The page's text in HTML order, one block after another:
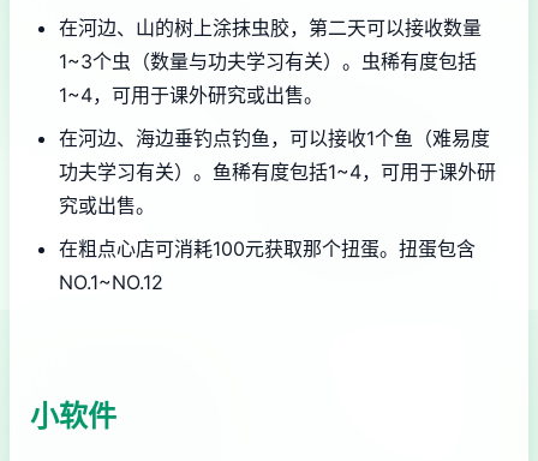
在河边、山的树上涂抹虫胶，第二天可以接收数量
1~3个虫（数量与功夫学习有关）。虫稀有度包括
1~4，可用于课外研究或出售。
在河边、海边垂钓点钓鱼，可以接收1个鱼（难易度
功夫学习有关）。鱼稀有度包括1~4，可用于课外研
究或出售。
在粗点心店可消耗100元获取那个扭蛋。扭蛋包含
NO.1~NO.12
小软件